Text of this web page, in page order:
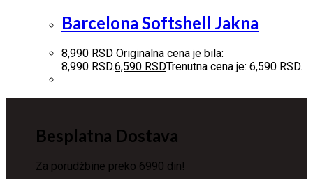
Barcelona Softshell Jakna
8,990RSD Originalna cena je bila:
8,990 RSD.6,590 RSDTrenutna cena je: 6,590 RSD.
Besplatna Dostava
Za porudžbine preko 6990 din!